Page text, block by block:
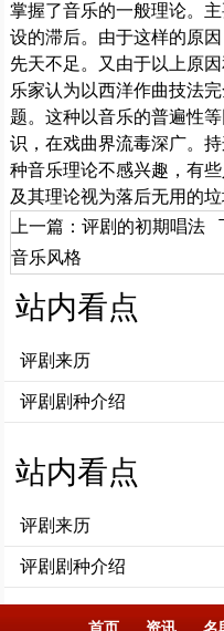
掌握了音乐的一般理论。
设的滞后。由于这样的原
先天不足。又由于以上原
乐家认为以西洋作曲技法
题。这种以音乐的普遍性
识，在戏曲界流毒深广。
种音乐理论不感兴趣，有
及其理论视为落后无用的垃
上一篇：评剧的初期唱法
音乐风格
站内看点
评剧来历
评剧剧种介绍
站内看点
评剧来历
评剧剧种介绍